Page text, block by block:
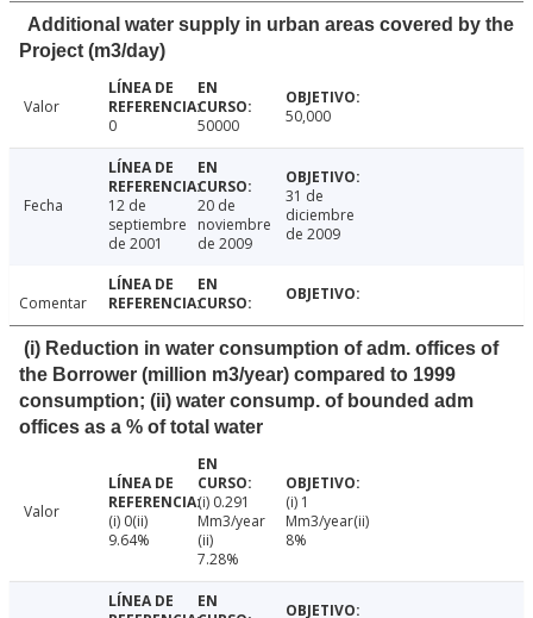
Additional water supply in urban areas covered by the
Project (m3/day)
Valor
0
50000 50,000
Fecha
12 de
septiembre
de 2001
20 de
noviembre
de 2009
31 de
diciembre
de 2009
Comentar
(i) Reduction in water consumption of adm. offices of
the Borrower (million m3/year) compared to 1999
consumption; (ii) water consump. of bounded adm
offices as a % of total water
Valor
(i) 0(ii)
9.64%
(i) 0.291
Mm3/year
(ii)
7.28%
(i) 1
Mm3/year(ii)
8%